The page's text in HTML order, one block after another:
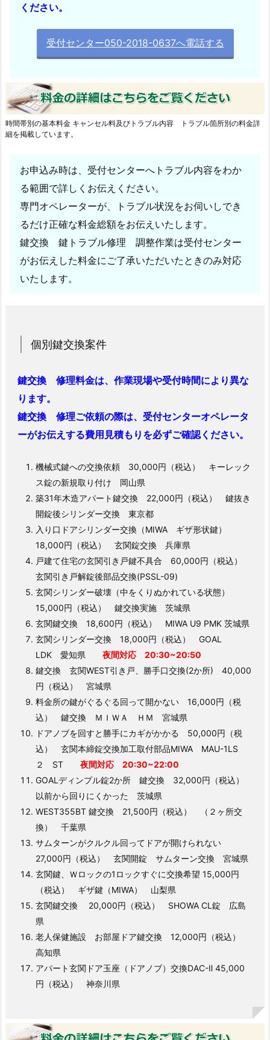
ください。
受付センター050-2018-0637へ電話する
時間帯別の基本料金 キャンセル料及びトラブル内容 トラブル箇所別の料金詳
細を掲載しています。
お申込み時は、受付センターへトラブル内容をわか
る範囲で詳しくお伝えください。
専門オペレーターが、トラブル状況をお伺いしでき
るだけ正確な料金総額をお伝えいたします。
鍵交換 鍵トラブル修理 調整作業は受付センター
がお伝えした料金にご了承いただいたときのみ対応
いたします。
個別鍵交換案件
鍵交換 修理料金は、作業現場や受付時間により異な
ります。
鍵交換 修理ご依頼の際は、受付センターオペレータ
ーがお伝えする費用見積もりを必ずご確認ください。
機械式鍵への交換依頼 30,000円（税込） キーレック
ス錠の新規取り付け 岡山県
築31年木造アパート鍵交換 22,000円（税込） 鍵抜き
開錠後シリンダー交換 東京都
入り口ドアシリンダー交換（MIWA ギザ形状鍵）
18,000円（税込） 玄関錠交換 兵庫県
戸建て住宅の玄関引き戸鍵不具合 60,000円（税込）
玄関引き戸解錠後部品交換(PSSL-09)
玄関シリンダー破壊（中をくりぬかれている状態）
15,000円（税込） 鍵交換実施 茨城県
玄関鍵交換 18,600円（税込） MIWA U9 PMK 茨城県
玄関シリンダー交換 18,000円（税込） GOAL
LDK 愛知県
夜間対応 20:30~20:50
鍵交換 玄関WEST引き戸、勝手口交換(2か所) 40,000
円（税込） 宮城県
料金所の鍵がぐるぐる回って開かない 16,000円（税
込） 鍵交換 ＭＩＷＡ ＨＭ 宮城県
ドアノブを回すと勝手にカギがかかる 50,000円（税
込） 玄関本締錠交換加工取付部品MIWA MAU-1LS
２ ST
夜間対応 20:30~22:00
GOALディンプル錠2か所 鍵交換 32,000円（税込）
以前から回りにくかった 茨城県
WEST355BT 鍵交換 21,500円（税込） （２ヶ所交
換） 千葉県
サムターンがクルクル回ってドアが開けられない
27,000円（税込） 玄関開錠 サムターン交換 宮城県
玄関鍵、Ｗロックの1ロックすぐに交換希望 15,000円
（税込） ギザ鍵（MIWA） 山梨県
玄関鍵交換 20,000円（税込） SHOWA CL錠 広島
県
老人保健施設 お部屋ドア鍵交換 12,000円（税込）
高知県
アパート玄関ドア玉座（ドアノブ）交換DAC-Ⅱ 45,000
円（税込） 神奈川県